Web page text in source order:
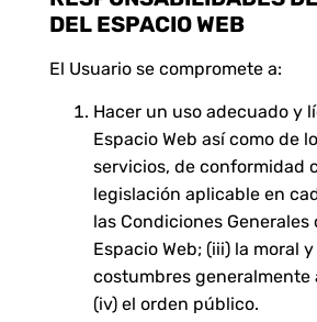
DEL ESPACIO WEB
El Usuario se compromete a:
Hacer un uso adecuado y
Espacio Web así como de
servicios, de conformidad
legislación aplicable en
las Condiciones Generales
Espacio Web; (iii) la moral
costumbres generalmente
(iv) el orden público.